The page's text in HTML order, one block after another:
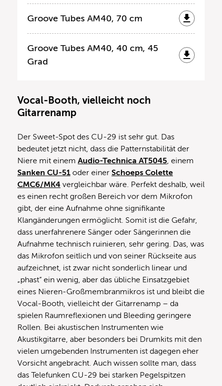
Groove Tubes AM40, 70 cm
Groove Tubes AM40, 40 cm, 45
Grad
Vocal-Booth, vielleicht noch
Gitarrenamp
Der Sweet-Spot des CU-29 ist sehr gut. Das
bedeutet jetzt nicht, dass die Patternstabilität der
Niere mit einem Audio-Technica AT5045, einem
Sanken CU-51 oder einer Schoeps Colette
CMC6/MK4 vergleichbar wäre. Perfekt deshalb, weil
es einen recht großen Bereich vor dem Mikrofon
gibt, der eine Aufnahme ohne signifikante
Klangänderungen ermöglicht. Somit ist die Gefahr,
dass unerfahrenere Sänger oder Sängerinnen die
Aufnahme technisch ruinieren, sehr gering. Das, was
das Mikrofon seitlich und von seiner Rückseite aus
aufzeichnet, ist zwar nicht sonderlich linear und
„phast“ ein wenig, aber das übliche Einsatzgebiet
eines Nieren-Großmembranmikros ist und bleibt die
Vocal-Booth, vielleicht der Gitarrenamp – da
spielen Raumreflexionen und Bleeding geringere
Rollen. Bei akustischen Instrumenten wie
Akustikgitarre, aber besonders bei Drumkits mit den
vielen umgebenden Instrumenten ist dagegen eher
Vorsicht angebracht. Auch wissen sollte man, dass
das Telefunken CU-29 bei starken Pegelspitzen